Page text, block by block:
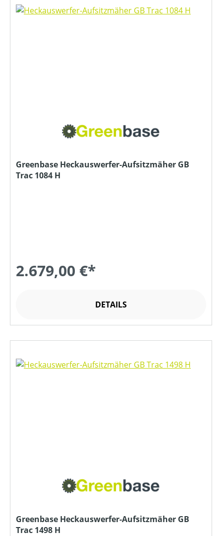
Greenbase Heckauswerfer-Aufsitzmäher GB
Trac 1084 H
2.679,00 €*
DETAILS
Greenbase Heckauswerfer-Aufsitzmäher GB
Trac 1498 H